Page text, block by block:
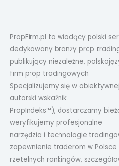
PropFirm.pl to wiodący polski
dedykowany branży prop
publikujący niezależne,
firm prop tradingowych.
Specjalizujemy się w
autorski wskaźnik
PropIndeks™), dostarczamy
weryfikujemy profesjonalne
narzędzia i technologie
zapewnienie traderom w Polsce
rzetelnych rankingów,